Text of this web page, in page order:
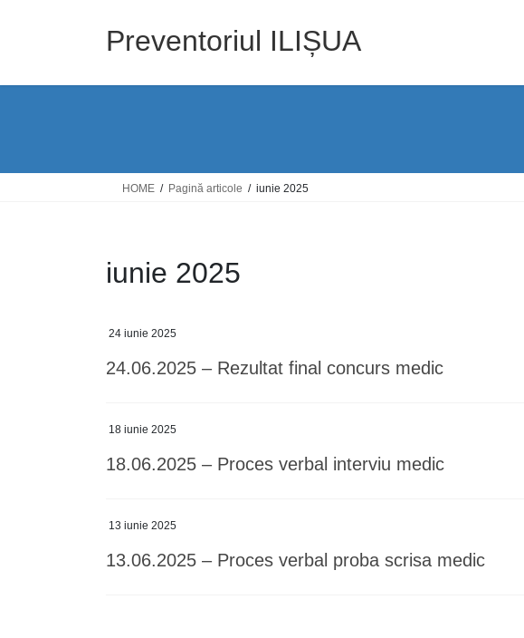
Preventoriul ILIȘUA
HOME Pagină articole iunie 2025
iunie 2025
24 iunie 2025
24.06.2025 – Rezultat final concurs medic
18 iunie 2025
18.06.2025 – Proces verbal interviu medic
13 iunie 2025
13.06.2025 – Proces verbal proba scrisa medic